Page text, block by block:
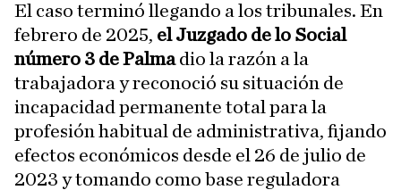
El caso terminó llegando a los tribunales. En
febrero de 2025, el Juzgado de lo Social
número 3 de Palmadio la razón a la
trabajadora y reconoció su situación de
incapacidad permanente total para la
profesión habitual de administrativa, fijando
efectos económicos desde el 26 de julio de
2023 y tomando como base reguladora